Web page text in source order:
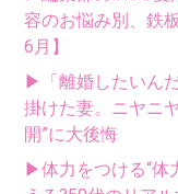
容のお悩み別、鉄
6月】
▶「離婚したいん
掛けた妻。ニヤニ
開”に大後悔
▶体力をつける“体